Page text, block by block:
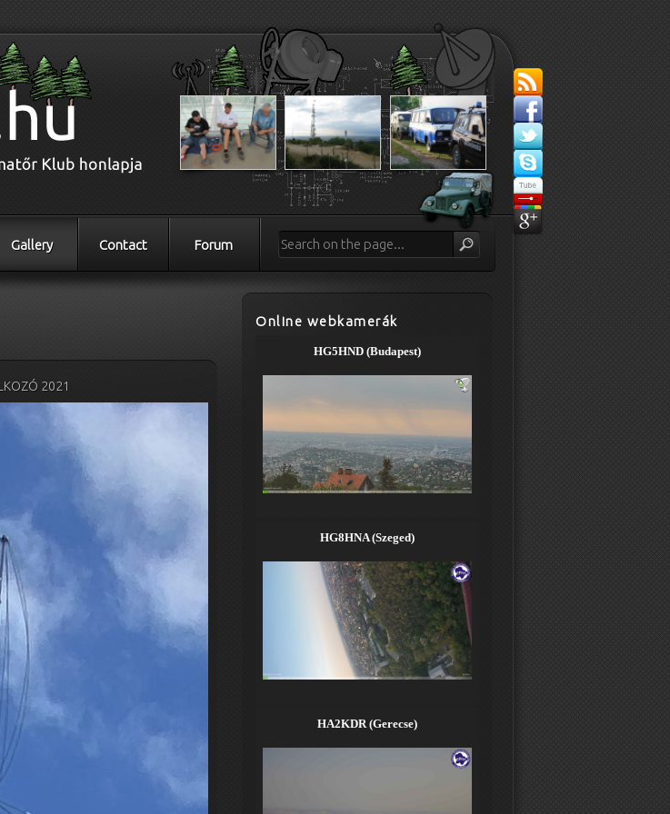
Gallery Contact Forum
2021
Online webkamerák